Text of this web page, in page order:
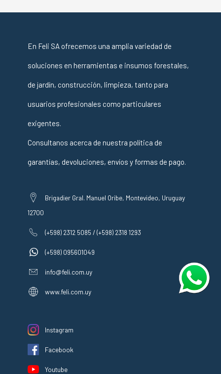
En Feli SA ofrecemos una amplia variedad de
soluciones en herramientas e insumos forestales,
de jardín, construcción, limpieza, tanto para
usuarios profesionales como particulares
exigentes.
Consultanos acerca de nuestra política de
garantías, devoluciones, envíos y formas de pago.
Brigadier Gral. Manuel Oribe, Montevideo, Uruguay
12700
(+598) 2312 5085 / (+598) 2318 1293
(+598) 095601049
info@feli.com.uy
www.feli.com.uy
Instagram
Facebook
Youtube